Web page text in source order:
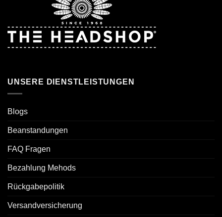
UNSERE DIENSTLEISTUNGEN
Blogs
Beanstandungen
FAQ Fragen
Bezahlung Mehods
Rückgabepolitik
Versandversicherung